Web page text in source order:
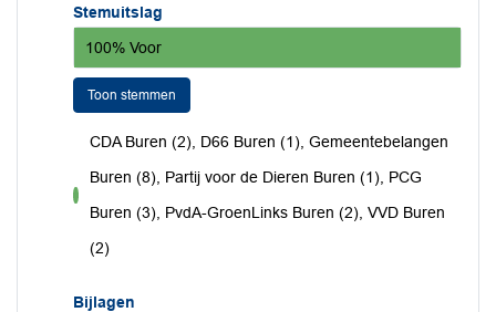
Stemuitslag
100% Voor
Toon stemmen
voor
CDA Buren (2), D66 Buren (1), Gemeentebelangen
Buren (8), Partij voor de Dieren Buren (1), PCG
Buren (3), PvdA-GroenLinks Buren (2), VVD Buren
(2)
Bijlagen